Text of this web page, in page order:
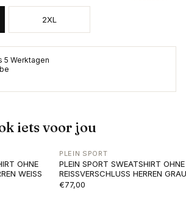
2XL
5 Werktagen
iets voor jou
OHNE
WEISS
PLEIN SPORT
PLEIN SPORT SWEATSHIRT OHNE
REISSVERSCHLUSS HERREN GRAU
€77,00